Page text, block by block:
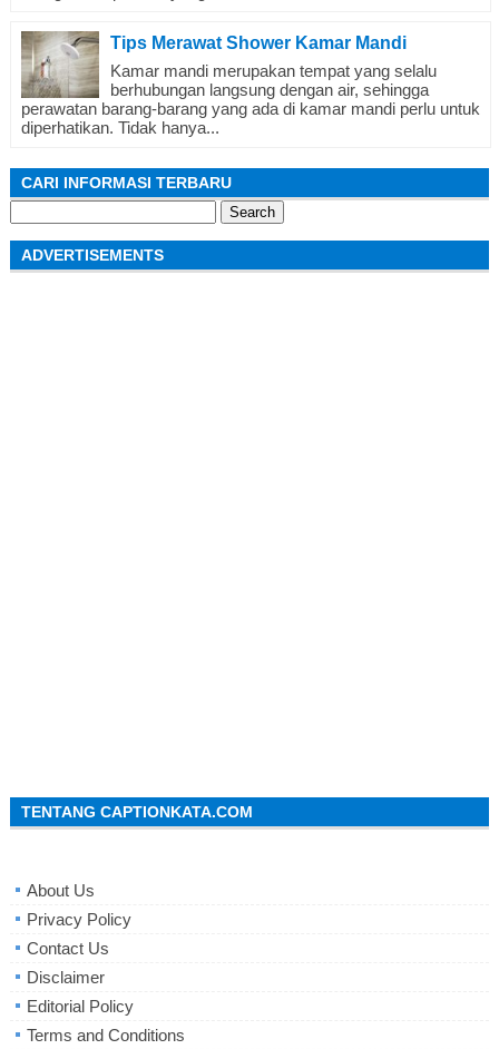
Tips Merawat Shower Kamar Mandi
Kamar mandi merupakan tempat yang selalu
berhubungan langsung dengan air, sehingga
perawatan barang-barang yang ada di kamar mandi perlu untuk
diperhatikan. Tidak hanya...
CARI INFORMASI TERBARU
for:
ADVERTISEMENTS
TENTANG CAPTIONKATA.COM
About Us
Privacy Policy
Contact Us
Disclaimer
Editorial Policy
Terms and Conditions